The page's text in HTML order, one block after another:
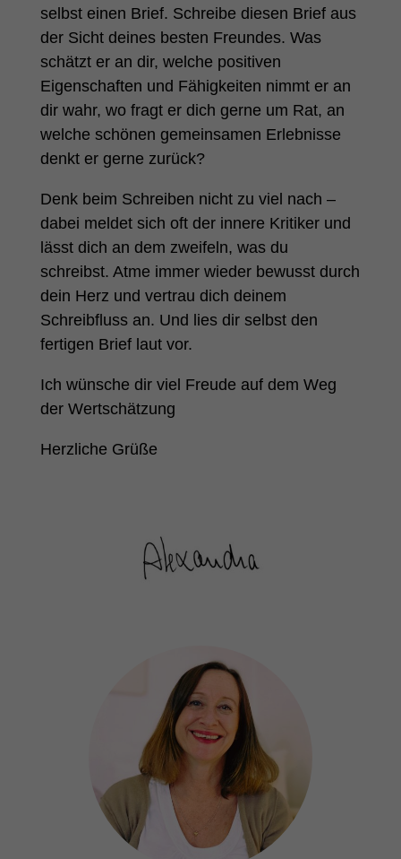
selbst einen Brief. Schreibe diesen Brief aus
der Sicht deines besten Freundes. Was
schätzt er an dir, welche positiven
Eigenschaften und Fähigkeiten nimmt er an
dir wahr, wo fragt er dich gerne um Rat, an
welche schönen gemeinsamen Erlebnisse
denkt er gerne zurück?
Denk beim Schreiben nicht zu viel nach –
dabei meldet sich oft der innere Kritiker und
lässt dich an dem zweifeln, was du
schreibst. Atme immer wieder bewusst durch
dein Herz und vertrau dich deinem
Schreibfluss an. Und lies dir selbst den
fertigen Brief laut vor.
Ich wünsche dir viel Freude auf dem Weg
der Wertschätzung
Herzliche Grüße